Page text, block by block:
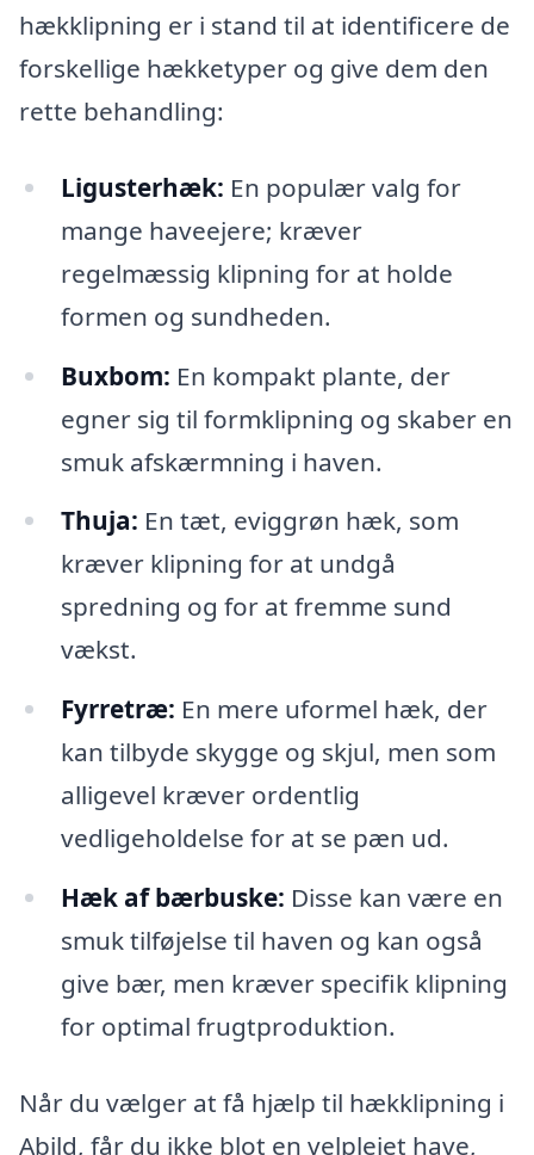
hækklipning er i stand til at identificere de
forskellige hækketyper og give dem den
rette behandling:
Ligusterhæk: En populær valg for
mange haveejere; kræver
regelmæssig klipning for at holde
formen og sundheden.
Buxbom: En kompakt plante, der
egner sig til formklipning og skaber en
smuk afskærmning i haven.
Thuja: En tæt, eviggrøn hæk, som
kræver klipning for at undgå
spredning og for at fremme sund
vækst.
Fyrretræ: En mere uformel hæk, der
kan tilbyde skygge og skjul, men som
alligevel kræver ordentlig
vedligeholdelse for at se pæn ud.
Hæk af bærbuske: Disse kan være en
smuk tilføjelse til haven og kan også
give bær, men kræver specifik klipning
for optimal frugtproduktion.
Når du vælger at få hjælp til hækklipning i
Abild, får du ikke blot en velplejet have,